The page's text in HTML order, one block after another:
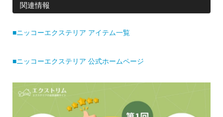
関連情報
■ニッコーエクステリア アイテム一覧
■ニッコーエクステリア 公式ホームページ